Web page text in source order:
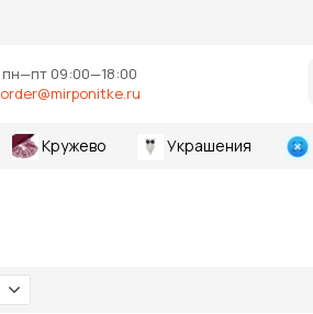
пн—пт 09:00—18:00
order@mirponitke.ru
Кружево Украшения